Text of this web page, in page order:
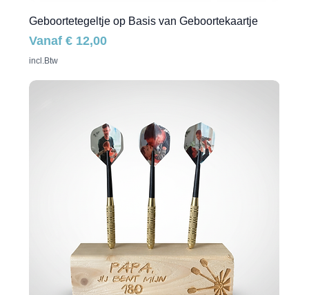
Geboortetegeltje op Basis van Geboortekaartje
Vanaf€ 12,00
Verkoopprijs
incl.Btw